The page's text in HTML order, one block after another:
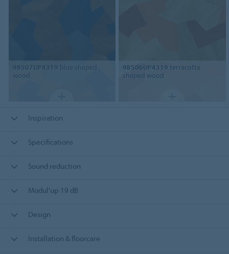
98507UP4319 blue shaped
wood
98506UP4319 terracotta
shaped wood
Inspiration
Specifications
Sound reduction
Modul'up 19 dB
Design
Installation & floorcare